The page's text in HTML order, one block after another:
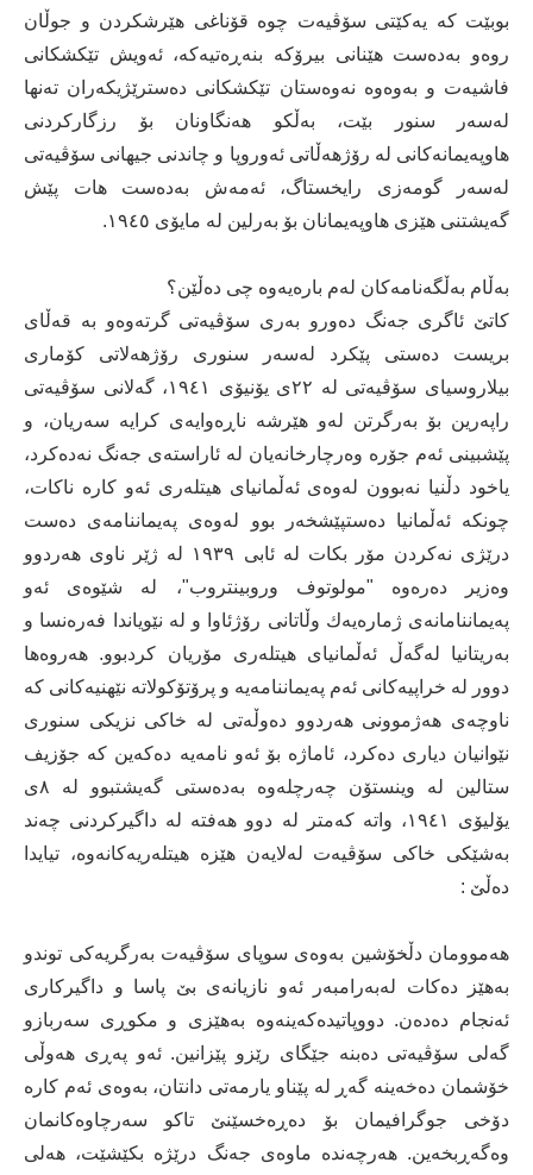
بوبێت كە یەكێتی سۆڤیەت چوە قۆناغی هێرشكردن و جوڵان
روەو بەدەست هێنانی بیرۆكە بنەڕەتیەكە، ئەویش تێكشكانی
فاشیەت و بەوەوە نەوەستان تێكشكانی دەسترێژیكەران تەنها
لەسەر سنور بێت، بەڵكو هەنگاونان بۆ رزگاركردنی
هاوپەیمانەكانی لە رۆژهەڵاتی ئەوروپا و چاندنی جیهانی سۆڤیەتی
لەسەر گومەزی رایخستاگ، ئەمەش بەدەست هات پێش
گەیشتنی هێزی هاوپەیمانان بۆ بەرلین لە مایۆی ١٩٤٥.
بەڵام بەڵگەنامەكان لەم بارەیەوە چی دەڵێن؟
كاتێ ئاگری جەنگ دەورو بەری سۆڤیەتی گرتەوەو بە قەڵای
بریست دەستی پێكرد لەسەر سنوری رۆژهەلاتی كۆماری
بیلاروسیای سۆڤیەتی لە ٢٢ی یۆنیۆی ١٩٤١، گەلانی سۆڤیەتی
راپەرین بۆ بەرگرتن لەو هێرشە ناڕەوایەی كرایە سەریان، و
پێشبینی ئەم جۆرە وەرچارخانەیان لە ئاراستەی جەنگ نەدەكرد،
یاخود دڵنیا نەبوون لەوەی ئەڵمانیای هیتلەری ئەو كارە ناكات،
چونكە ئەڵمانیا دەستپێشخەر بوو لەوەی پەیماننامەی دەست
درێژی نەكردن مۆر بكات لە ئابی ١٩٣٩ لە ژێر ناوی هەردوو
وەزیر دەرەوە "مولوتوف وروبینتروب"، لە شێوەی ئەو
پەیماننامانەی ژمارەیەك وڵاتانی رۆژئاوا و لە نێویاندا فەرەنسا و
بەریتانیا لەگەڵ ئەڵمانیای هیتلەری مۆریان كردبوو. هەروەها
دوور لە خراپیەكانی ئەم پەیماننامەیە و پرۆتۆكولاتە نێهنیەكانی كە
ناوچەی هەژموونی هەردوو دەوڵەتی لە خاكی نزیكی سنوری
نێوانیان دیاری دەكرد، ئاماژە بۆ ئەو نامەیە دەكەین كە جۆزیف
ستالین لە وینستۆن چەرچلەوە بەدەستی گەیشتبوو لە ٨ی
یۆلیۆی ١٩٤١، واتە كەمتر لە دوو هەفتە لە داگیركردنی چەند
بەشێكی خاكی سۆڤیەت لەلایەن هێزە هیتلەریەكانەوە، تیایدا
دەڵێ :
هەموومان دڵخۆشین بەوەی سوپای سۆڤیەت بەرگریەكی توندو
بەهێز دەكات لەبەرامبەر ئەو نازیانەی بێ پاسا و داگیركاری
ئەنجام دەدەن. دووپاتیدەكەینەوە بەهێزی و مكوڕی سەربازو
گەلی سۆڤیەتی دەبنە جێگای رێزو پێزانین. ئەو پەڕی هەوڵی
خۆشمان دەخەینە گەڕ لە پێناو یارمەتی دانتان، بەوەی ئەم كارە
دۆخی جوگرافیمان بۆ دەڕەخسێنێ تاكو سەرچاوەكانمان
وەگەڕبخەین. هەرچەندە ماوەی جەنگ درێژە بكێشێت، هەلی